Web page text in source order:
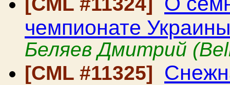
чемпионате
Беляев Дмитрий
[CML #11325]